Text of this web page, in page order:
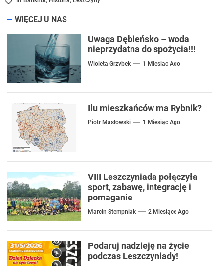
WIĘCEJ U NAS
Uwaga Dębieńsko – woda
nieprzydatna do spożycia!!!
Wioleta Grzybek 1 Miesiąc Ago
Ilu mieszkańców ma Rybnik?
Piotr Masłowski 1 Miesiąc Ago
VIII Leszczyniada połączyła
sport, zabawę, integrację i
pomaganie
Marcin Stempniak 2 Miesiące Ago
Podaruj nadzieję na życie
podczas Leszczyniady!